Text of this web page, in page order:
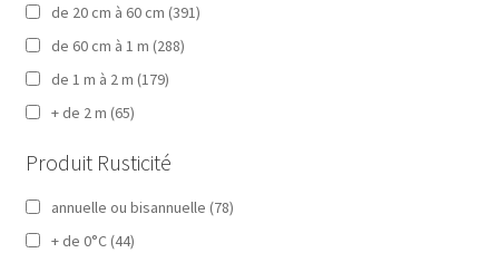
de 20 cm à 60 cm (391)
de 60 cm à 1 m (288)
de 1 m à 2 m (179)
+ de 2 m (65)
Produit Rusticité
annuelle ou bisannuelle (78)
+ de 0°C (44)